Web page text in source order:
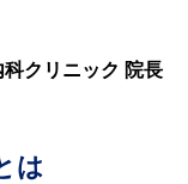
クリニック 院長
は